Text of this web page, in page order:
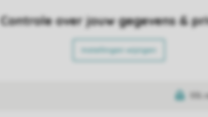
Controle over jouw gegevens &
Instellingen wijzigen
SSL